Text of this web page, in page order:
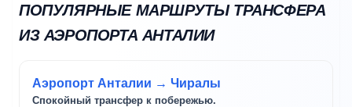
ПОПУЛЯРНЫЕ МАРШРУТЫ ТРАНСФЕРА
ИЗ АЭРОПОРТА АНТАЛИИ
Аэропорт Анталии → Чиралы
Спокойный трансфер к побережью.